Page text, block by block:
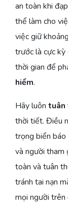
an toàn khi
thể làm cho
việc giữ
trước là cực kỳ
thời gian để
hiểm.
Hãy luôn tuân
thời tiết. Điều
trọng biển báo
và người tham
toàn và tuân
tránh tai nạn
mọi người trên